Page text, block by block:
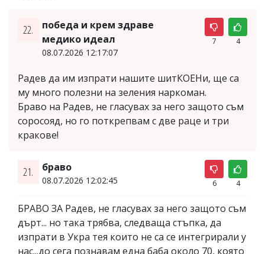
22.
победа и крем здраве
медико идеал
08.07.2026 12:17:07
7 4
Радев да им изпрати нашите шитКОЕНи, ще са
му много полезни на зеления наркоман.
Браво на Радев, не гласувах за него защото съм
соросояд, но го поткрепвам с две раце и три
кракове!
21. браво
08.07.2026 12:02:45 6 4
БРАВО ЗА Радев, не гласувах за него защото съм
дърт... но така трябва, следваща стъпка, да
изпрати в Укра тея които не са се интегрирали у
нас...до сега познавам една баба около 70, която